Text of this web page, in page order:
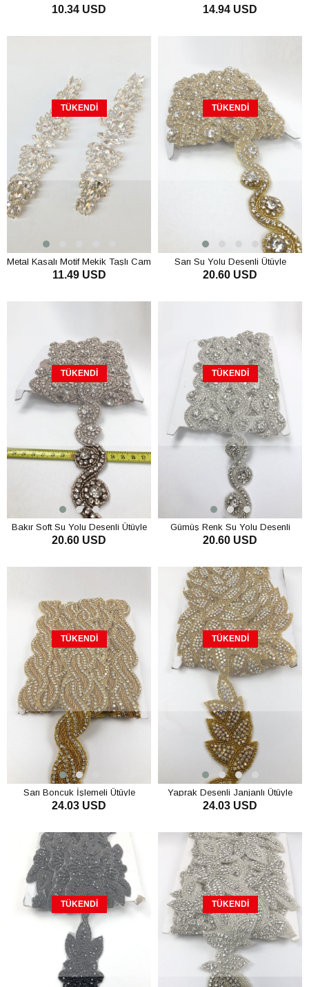
Parlak Taşlı Aplik
10.34 USD
Taşlı Aplik
14.94 USD
TÜKENDI
Metal Kasalı Motif Mekik Taşlı Cam
Aplik
11.49 USD
TÜKENDI
Sarı Su Yolu Desenli Ütüyle
Yapışan Taşlı Şerit
20.60 USD
TÜKENDI
Bakır Soft Su Yolu Desenli Ütüyle
Yapışan Taşlı Şerit
20.60 USD
TÜKENDI
Gümüş Renk Su Yolu Desenli
Ütüyle Yapışan Taşlı Şerit
20.60 USD
TÜKENDI
Sarı Boncuk İşlemeli Ütüyle
Yapışan Taşlı Şerit
24.03 USD
TÜKENDI
Yaprak Desenli Janjanlı Ütüyle
Yapışan Taşlı Şerit
24.03 USD
TÜKENDI TÜKENDI